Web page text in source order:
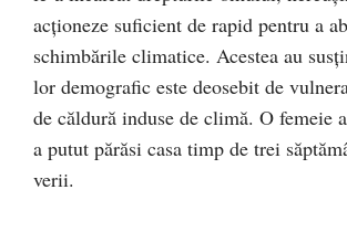
acționeze suficient de rapid pentru a
schimbările climatice. Acestea au
lor demografic este deosebit de
de căldură induse de climă. O femeie
a putut părăsi casa timp de trei
verii.